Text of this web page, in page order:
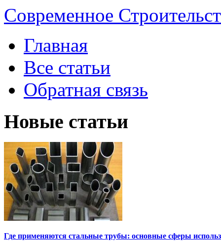
Современное
Главная
Все статьи
Обратная связь
Новые статьи
Где применяются стальные трубы: основные сферы